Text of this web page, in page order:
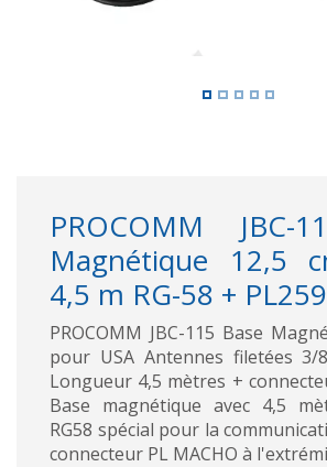
PROCOMM JBC-
Magnétique 12,5
4,5 m RG-58 + PL259
PROCOMM JBC-115 Base
pour USA Antennes filetées 3/
Longueur 4,5 mètres +
Base magnétique avec 4,5
RG58 spécial pour la
connecteur PL MACHO à l'extrémi